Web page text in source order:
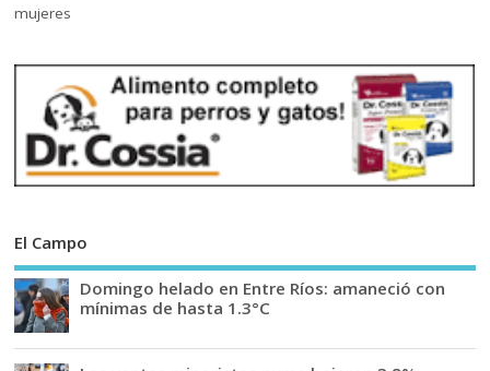
El Campo
Domingo helado en Entre Ríos: amaneció con
mínimas de hasta 1.3°C